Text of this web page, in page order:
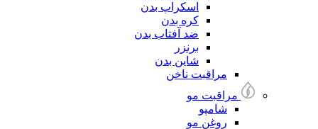
اسکراپ بدن
کره بدن
ضد آفتاب بدن
برنزر
شاین بدن
مراقبت ناخن
مراقبت مو
شامپو
روغن مو